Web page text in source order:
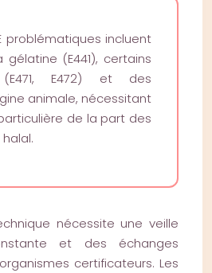
problématiques incluent
(E441), certains
(E471, E472) et des
animale, nécessitant
de la part des
nécessite une veille
et des échanges
certificateurs. Les